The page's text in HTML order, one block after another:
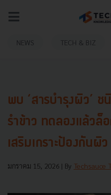
NEWS TECH & BIZ
พบ ‘สารบำรุงผิว’ ช
รำข้าว ทดลองแล้วล็
เสริมเกราะป้องกันผิว
มกราคม 15, 2026 | By Techsauce